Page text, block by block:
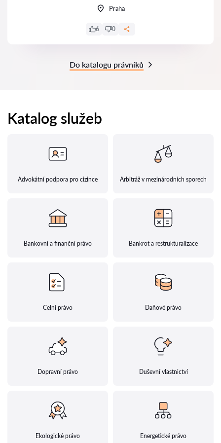
Praha
6 0
Do katalogu právníků
Katalog služeb
Advokátní podpora pro cizince Arbitráž v mezinárodních sporech
Bankovní a finanční právo Bankrot a restrukturalizace
Celní právo Daňové právo
Dopravní právo Duševní vlastnictví
Ekologické právo Energetické právo